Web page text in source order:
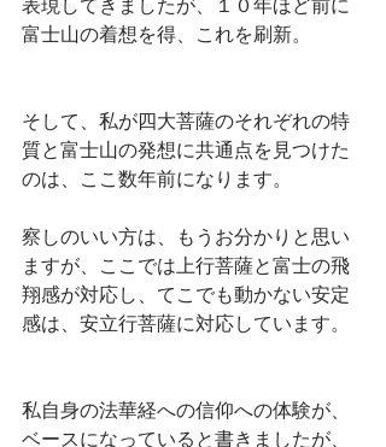
表現してきましたが、１０年ほど前に
富士山の着想を得、これを刷新。
そして、私が四大菩薩のそれぞれの特
質と富士山の発想に共通点を見つけた
のは、ここ数年前になります。
察しのいい方は、もうお分かりと思い
ますが、ここでは上行菩薩と富士の飛
翔感が対応し、てこでも動かない安定
感は、安立行菩薩に対応しています。
私自身の法華経への信仰への体験が、
ベースになっていると書きましたが、